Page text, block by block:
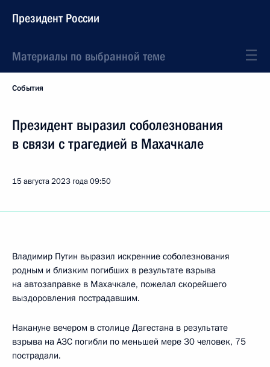
Президент России
Материалы по выбранной теме
События
Президент выразил соболезнования
в связи с трагедией в Махачкале
15 августа 2023 года09:50
Владимир Путин выразил искренние соболезнования
родным и близким погибших в результате взрыва
на автозаправке в Махачкале, пожелал скорейшего
выздоровления пострадавшим.
Накануне вечером в столице Дагестана в результате
взрыва на АЗС погибли по меньшей мере 30 человек, 75
пострадали.